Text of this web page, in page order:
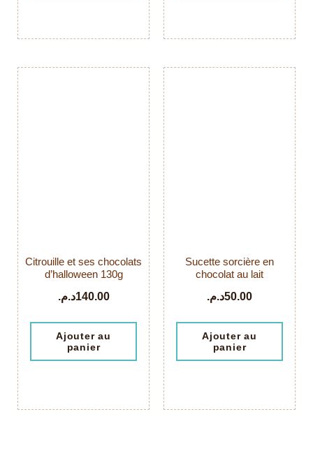
Citrouille et ses chocolats
d’halloween 130g
140.00د.م.
Ajouter au
panier
Sucette sorcière en
chocolat au lait
50.00د.م.
Ajouter au
panier